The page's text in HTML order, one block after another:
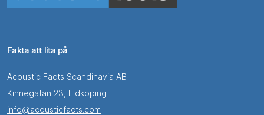
Fakta att lita på
Acoustic Facts Scandinavia AB
Kinnegatan 23, Lidköping
info@acousticfacts.com